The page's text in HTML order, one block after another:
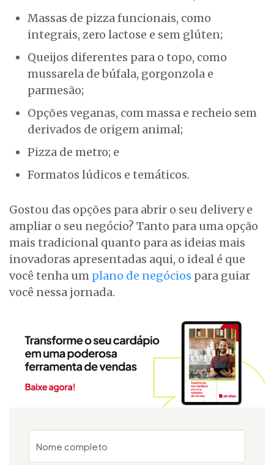
Massas de pizza funcionais, como
integrais, zero lactose e sem glúten;
Queijos diferentes para o topo, como
mussarela de búfala, gorgonzola e
parmesão;
Opções veganas, com massa e recheio sem
derivados de origem animal;
Pizza de metro; e
Formatos lúdicos e temáticos.
Gostou das opções para abrir o seu delivery e
ampliar o seu negócio? Tanto para uma opção
mais tradicional quanto para as ideias mais
inovadoras apresentadas aqui, o ideal é que
você tenha um plano de negócios para guiar
você nessa jornada.
Nome completo